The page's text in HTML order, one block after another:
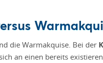
die Warmakquise. Bei der
an einen bereits